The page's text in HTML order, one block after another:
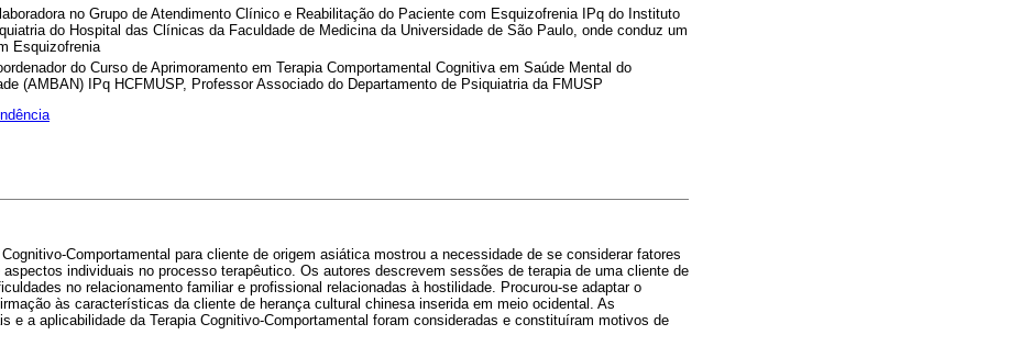
no Grupo de Atendimento Clínico e Reabilitação do Paciente com Esquizofrenia IPq do Instituto
do Hospital das Clínicas da Faculdade de Medicina da Universidade de São Paulo, onde conduz um
Esquizofrenia
do Curso de Aprimoramento em Terapia Comportamental Cognitiva em Saúde Mental do
(AMBAN) IPq HCFMUSP, Professor Associado do Departamento de Psiquiatria da FMUSP
Comportamental para cliente de origem asiática mostrou a necessidade de se considerar fatores
individuais no processo terapêutico. Os autores descrevem sessões de terapia de uma cliente de
no relacionamento familiar e profissional relacionadas à hostilidade. Procurou-se adaptar o
às características da cliente de herança cultural chinesa inserida em meio ocidental. As
e a aplicabilidade da Terapia Cognitivo-Comportamental foram consideradas e constituíram motivos de